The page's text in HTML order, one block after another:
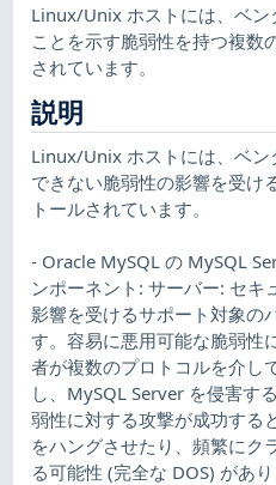
Linux/Unix ホストには、ベン
ことを示す脆弱性を持つ複数
されています。
説明
Linux/Unix ホストには、ベン
できない脆弱性の影響を受け
トールされています。
- Oracle MySQL の MySQL
ンポーネント: サーバー: セキ
影響を受けるサポート対象の
す。容易に悪用可能な脆弱性
者が複数のプロトコルを介し
し、MySQL Server を侵害す
弱性に対する攻撃が成功する
をハングさせたり、頻繁にク
る可能性 (完全な DOS) があ